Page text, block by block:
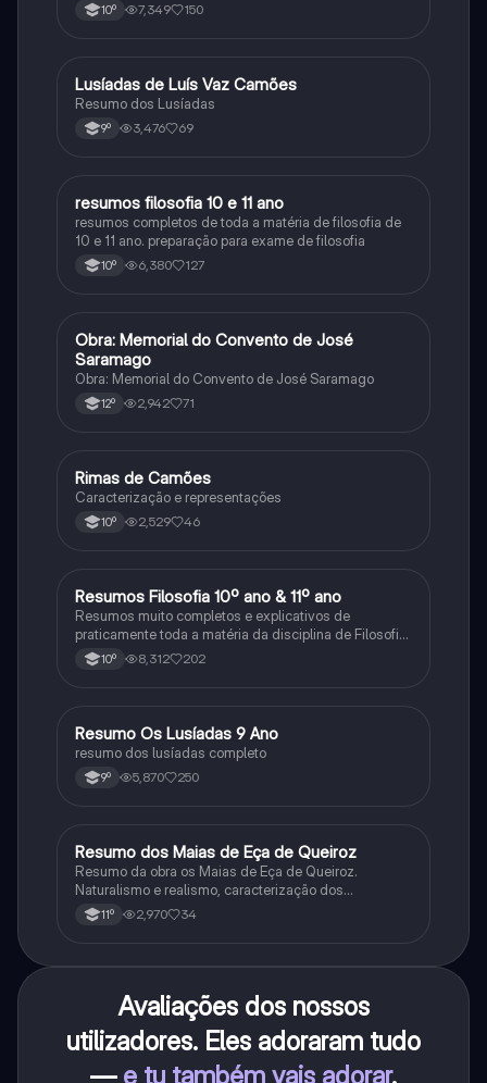
10º 7,349 150
Português
Lusíadas de Luís Vaz Camões
Resumo dos Lusíadas
9º 3,476 69
Filosofia
resumos filosofia 10 e 11 ano
resumos completos de toda a matéria de filosofia de
10 e 11 ano. preparação para exame de filosofia
10º 6,380 127
Português
Obra: Memorial do Convento de José
Saramago
Obra: Memorial do Convento de José Saramago
12º 2,942 71
Português
Rimas de Camões
Caracterização e representações
10º 2,529 46
Filosofia
Resumos Filosofia 10º ano & 11º ano
Resumos muito completos e explicativos de
praticamente toda a matéria da disciplina de Filosofia
10º 8,312 202
Português
Resumo Os Lusíadas 9 Ano
resumo dos lusíadas completo
9º 5,870 250
Português
Resumo dos Maias de Eça de Queiroz
Resumo da obra os Maias de Eça de Queiroz.
Naturalismo e realismo, caracterização dos
personagens e contexto histórico.
11º 2,970 34
Avaliações dos nossos
utilizadores. Eles adoraram tudo
— e tu também vais adorar.